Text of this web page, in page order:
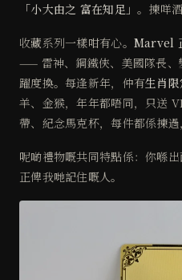
「小大由之 富在知足」。揀咩
收藏系列一樣咁有心。 Marvel
—— 雷神、鋼鐵俠、美國隊長
躍度換。每逢新年，仲有生肖
羊、金猴，年年都唔同，只送
帶、紀念馬克杯，每件都係揀過
呢啲禮物嘅共同特點係：你喺
正俾我哋記住嘅人。